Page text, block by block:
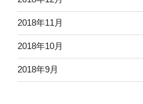
2018年11月
2018年10月
2018年9月